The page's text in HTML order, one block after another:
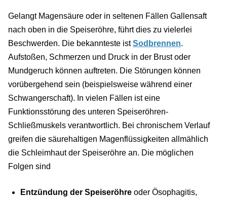
Gelangt Magensäure oder in seltenen Fällen Gallensaft
nach oben in die Speiseröhre, führt dies zu vielerlei
Beschwerden. Die bekannteste istSodbrennen.
Aufstoßen, Schmerzen und Druck in der Brust oder
Mundgeruch können auftreten. Die Störungen können
vorübergehend sein (beispielsweise während einer
Schwangerschaft). In vielen Fällen ist eine
Funktionsstörung des unteren Speiseröhren-
Schließmuskels verantwortlich. Bei chronischem Verlauf
greifen die säurehaltigen Magenflüssigkeiten allmählich
die Schleimhaut der Speiseröhre an. Die möglichen
Folgen sind
Entzündung der Speiseröhre oder Ösophagitis,